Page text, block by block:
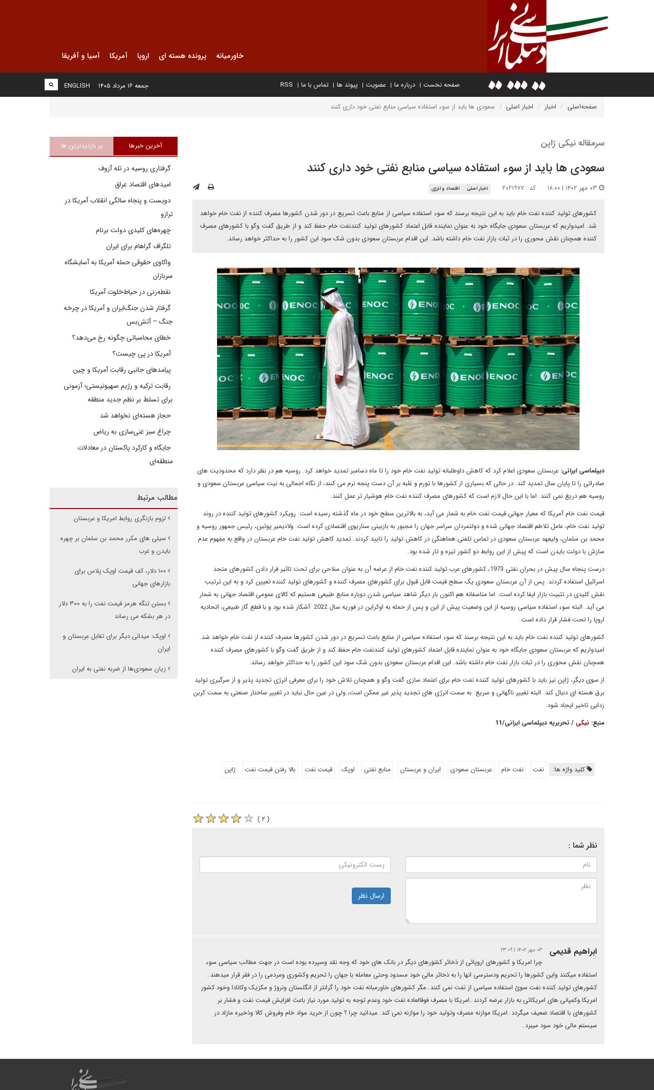
خاورمیانه پرونده هسته ای اروپا آمریکا آسیا و آفریقا
صفحه نخست درباره ما عضویت پیوند ها تماس با ما RSS
ENGLISH جمعه ۱۶ مرداد ۱۴۰۵
صفحه‌اصلی اخبار اخبار اصلی سعودی ها باید از سوء استفاده سیاسی منابع نفتی خود داری کنند
سرمقاله نیکی ژاپن
سعودی ها باید از سوء استفاده سیاسی منابع نفتی خود داری کنند
کد : ۲۰۲۱۹۷۷ اخبار اصلی اقتصاد و انرژی
کشورهای تولید کننده نفت خام باید به این نتیجه برسند که سوء استفاده سیاسی از منابع باعث تسریع در دور شدن کشورها مصرف کننده از نفت خام خواهد
شد. امیدواریم که عربستان سعودی جایگاه خود به عنوان نماینده قابل اعتماد کشورهای تولید کنندنفت خام حفظ کند و از طریق گفت وگو با کشورهای مصرف
کننده همچنان نقش محوری را در ثبات بازار نفت خام داشته باشد. این اقدام عربستان سعودی بدون شک سود این کشور را به حداکثر خواهد رساند.
دیپلماسی ایرانی: عربستان سعودی اعلام کرد که کاهش داوطلبانه تولید نفت خام خود را تا ماه دسامبر تمدید خواهد کرد. روسیه هم در نظر دارد که محدودیت های
صادراتی را تا پایان سال تمدید کند. در حالی که بسیاری از کشورها با تورم و غلبه بر آن دست پنجه نرم می کنند، از نگاه اجمالی به نیت سیاسی عربستان سعودی و
روسیه هم دریغ نمی کنند. اما با این حال لازم است که کشورهای مصرف کننده نفت خام هوشیار تر عمل کنند.
قیمت نفت خام آمریکا که معیار جهانی قیمت نفت خام به شمار می آید، به بالاترین سطح خود در ماه گذشته رسیده است. رویکرد کشورهای تولید کننده در روند
تولید نفت خام، عامل تلاطم اقتصاد جهانی شده و دولتمردان سراسر جهان را مجبور به بازبینی سناریوی اقتصادی کرده است. ولادیمیر پوتین، رئیس جمهور روسیه و
محمد بن سلمان،‌ ولیعهد عربستان سعودی در تماس تلفنی هماهنگی در کاهش تولید را تایید کردند. تمدید کاهش تولید نفت خام عربستان در واقع به مفهوم عدم
سازش با دولت بایدن است که پیش از این روابط دو کشور تیره و تار شده بود.
درست پنجاه سال پیش در بحران نفتی 1973، کشورهای عرب تولید کننده نفت خام از عرضه آن به عنوان سلاحی برای تحت تاثیر قرار دادن کشورهای متحد
اسرائیل استفاده کردند. پس از آن عربستان سعودی یک سطح قیمت قابل قبول برای کشورهای مصرف کننده و کشورهای تولید کننده تعیین کرد و به این ترتیب
نقش کلیدی در تثبیت بازار ایفا کرده است. اما متاسفانه هم اکنون بار دیگر شاهد سیاسی شدن دوباره منابع طبیعی هستیم که کالای عمومی اقتصاد جهانی به شمار
می آید. البته سوء استفاده سیاسی روسیه از این وضعیت پیش از این و پس از حمله به اوکراین در فوریه سال 2022 آشکار شده بود و با قطع گاز طبیعی، اتحادیه
اروپا را تحت فشار قرار داده است.
کشورهای تولید کننده نفت خام باید به این نتیجه برسند که سوء استفاده سیاسی از منابع باعث تسریع در دور شدن کشورها مصرف کننده از نفت خام خواهد شد.
امیدواریم که عربستان سعودی جایگاه خود به عنوان نماینده قابل اعتماد کشورهای تولید کنندنفت خام حفظ کند و از طریق گفت وگو با کشورهای مصرف کننده
همچنان نقش محوری را در ثبات بازار نفت خام داشته باشد. این اقدام عربستان سعودی بدون شک سود این کشور را به حداکثر خواهد رساند.
از سوی دیگر، ژاپن نیز باید با کشورهای تولید کننده نفت خام برای اعتماد سازی گفت وگو و همچنان تلاش خود را برای معرفی انرژی تجدید پذیر و از سرگیری تولید
برق هسته ای دنبال کند. البته تغییر ناگهانی و سریع به سمت انرژی های تجدید پذیر غیر ممکن است، ولی در عین حال نباید در تغییر ساختار صنعتی به سمت کربن
زدایی تاخیر ایجاد شود.
منبع: نیکی / تحریریه دیپلماسی ایرانی/11
کلید واژه ها: نفت نفت خام عربستان سعودی ایران و عربستان منابع نفتی اوپک قیمت نفت بالا رفتن قیمت نفت ژاپن
( ۲ )
نظر شما :
ارسال نظر
ابراهیم قدیمی ۰۳ مهر ۱۴۰۲ | ۲۳:۰۹
چرا امریکا و کشورهای اروپائی از ذخائر کشورهای دیگر در بانک های خود که وجه نقد وسپرده بوده است در جهت مطالب سیاسی سوء
استفاده میکنند واین کشورها را تحریم ودسترسی انها را به ذخائر مالی خود مسدود وحتی معامله با جهان را تحریم وکشوری ومردمی را در فقر قرار میدهند۔
کشورهای تولید کننده نفت سوئ استفاده سیاسی از نفت نمی کنند۔مگر کشورهای خاورمبانه نفت خود را گرانتر از انگلستان ونروژ و مکزیک وکانادا وخود کشور
امریکا وکمپانی های امریکائی به بازار عرضه کردند۔امریکا با مصرف فوقالعاده نفت خود وعدم توجه به تولید مورد نیاز باعث افزایش قیمت نفت و فشار بر
کشورهای با اقتصاد ضعیف میگردد۔امریکا موازنه مصرف وتولید خود را موازنه نمی کند۔میدانید چرا ؟ چون از خرید مواد خام وفروش کالا وذخیره مازاد در
سیستم مالی خود سود میبرد۔
آخرین خبرها پر بازدیدترین ها
گرفتاری روسیه در تله آزوف
امیدهای اقتصاد عراق
دویست و پنجاه سالگی انقلاب آمریکا در
ترازو
چهره‌های کلیدی دولت برنام
تلگراف گراهام برای ایران
واکاوی حقوقی حمله آمریکا به آسایشگاه
سربازان
نقطه‌زنی در حیاط‌خلوت آمریکا
گرفتار شدن جنگ‌ایران و آمریکا در چرخه
جنگ – آتش‌بس
خطای محاسباتی چگونه رخ می‌دهد؟
آمریکا در پی چیست؟
پیامدهای جانبی رقابت آمریکا و چین
رقابت ترکیه و رژیم صهیونیستی؛ آزمونی
برای تسلط بر نظم جدید منطقه
حجاز هسته‌ای نخواهد شد
چراغ سبز غنی‌سازی به ریاض
جایگاه و کارکرد پاکستان در معادلات
منطقه‌ای
مطالب مرتبط
لزوم بازنگری روابط امریکا و عربستان
سیلی های مکرر محمد بن سلمان بر چهره
بایدن و غرب
۱۰۰ دلار، کف قیمت اوپک پلاس برای
بازارهای جهانی
بستن تنگه هرمز قیمت نفت را به ۳۰۰ دلار
در هر بشکه می رساند
اوپک: میدانی دیگر برای تقابل عربستان و
ایران
زیان سعودی‌ها از ضربه نفتی به ایران